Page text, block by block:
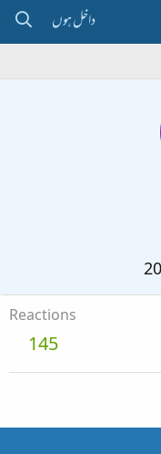
داخل ہوں
Reactions
145